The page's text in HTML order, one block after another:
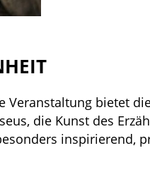
Veranstaltung bietet
die Kunst des
inspirierend,